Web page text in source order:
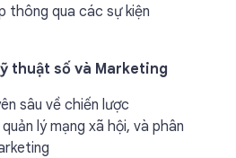
thông qua các sự kiện
thuật số và Marketing
sâu về chiến lược
lý mạng xã hội, và phân